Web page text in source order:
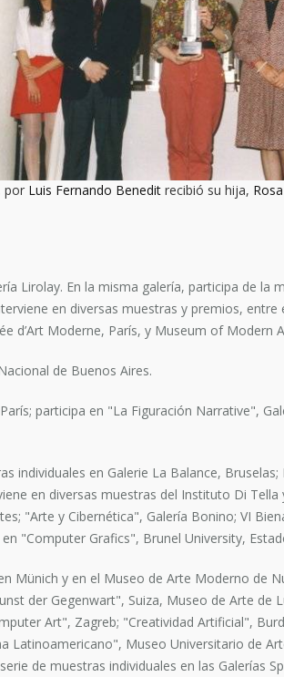
por Luis Fernando Beneditrecibió su hija,
Lirolay. En la misma galería, participa de
en diversas muestras y premios,
d’Art Moderne, París, y Museum of Modern
de Buenos Aires.
participa en "La Figuración Narrative",
individuales en Galerie La Balance,
en diversas muestras del Instituto Di
"Arte y Cibernética", Galería Bonino; VI
"Computer Grafics", Brunel University,
Münich y en el Museo de Arte Moderno de
der Gegenwart", Suiza, Museo de Arte
Art", Zagreb; "Creatividad Artificial",
Latinoamericano", Museo Universitario de
de muestras individuales en las Galerías